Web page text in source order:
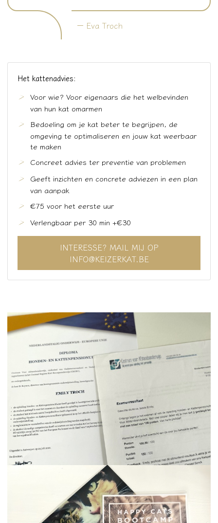
Eva Troch
Het kattenadvies:
Voor wie? Voor eigenaars die het welbevinden
van hun kat omarmen
Bedoeling om je kat beter te begrijpen, de
omgeving te optimaliseren en jouw kat weerbaar
te maken
Concreet advies ter preventie van problemen
Geeft inzichten en concrete adviezen in een plan
van aanpak
€75 voor het eerste uur
Verlengbaar per 30 min +€30
INTERESSE? MAIL MIJ OP
INFO@KEIZERKAT.BE